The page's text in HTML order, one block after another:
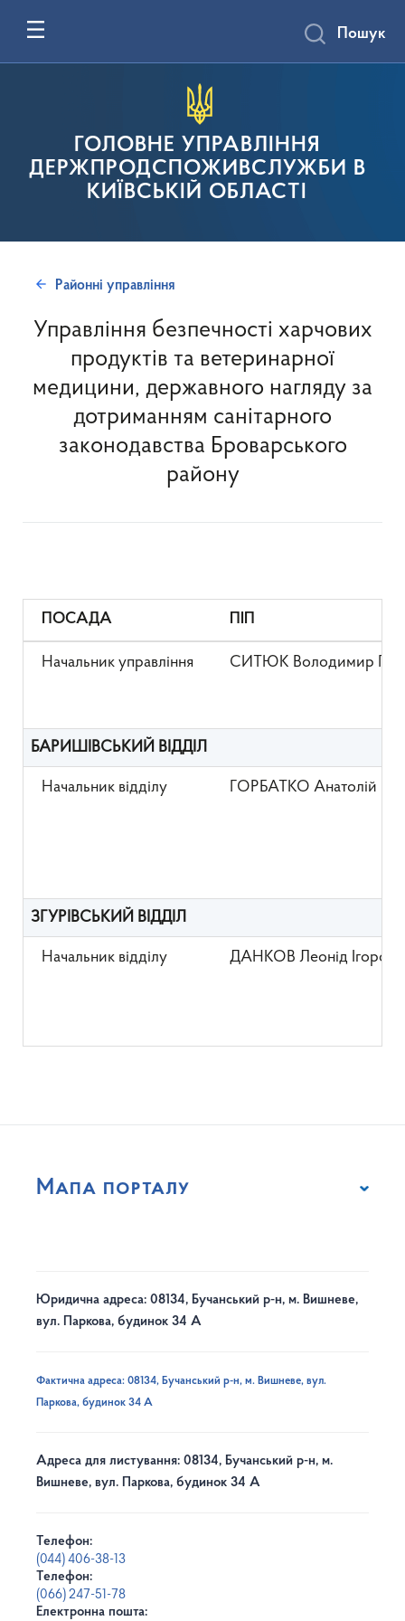
ГОЛОВНЕ УПРАВЛІННЯ
ДЕРЖПРОДСПОЖИВСЛУЖБИ В
КИЇВСЬКІЙ ОБЛАСТІ
Пошук
Районні управління
Управління безпечності харчових
продуктів та ветеринарної
медицини, державного нагляду за
дотриманням санітарного
законодавства Броварського
району
ПОСАДА ПІП
Начальник управління СИТЮК Володимир
БАРИШІВСЬКИЙ ВІДДІЛ
Начальник відділу ГОРБАТКО Анатолій
ЗГУРІВСЬКИЙ ВІДДІЛ
Начальник відділу ДАНКОВ Леонід
Мапа порталу
Юридична адреса: 08134, Бучанський р-н, м. Вишневе,
вул. Паркова, будинок 34 А
Фактична адреса: 08134, Бучанський р-н, м. Вишневе, вул.
Паркова, будинок 34 А
Адреса для листування: 08134, Бучанський р-н, м.
Вишневе, вул. Паркова, будинок 34 А
Телефон:
(044) 406-38-13
Телефон:
(066) 247-51-78
Електронна пошта: